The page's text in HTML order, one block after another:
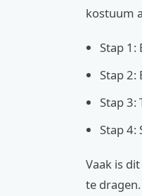
kostuum
Stap 1:
Stap 2:
Stap 3:
Stap 4:
Vaak is
te